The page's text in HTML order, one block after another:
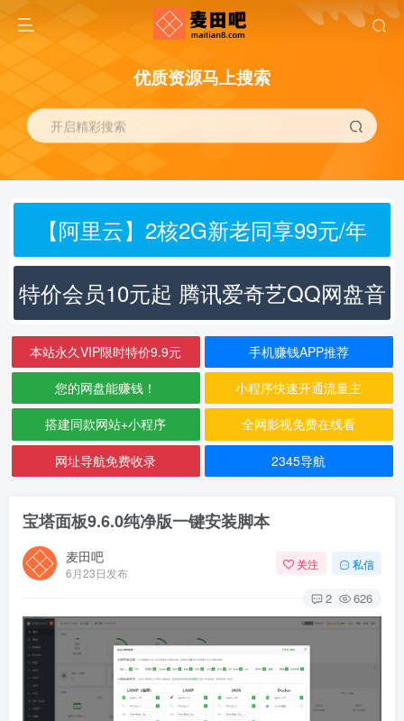
优质资源马上搜索
开启精彩搜索
【阿里云】2核2G新老同享99元/年
特价会员10元起 腾讯爱奇艺QQ网盘音
乐
本站永久VIP限时特价9.9元 手机赚钱APP推荐
您的网盘能赚钱！ 小程序快速开通流量主
搭建同款网站+小程序 全网影视免费在线看
网址导航免费收录 2345导航
宝塔面板9.6.0纯净版一键安装脚本
麦田吧
6月23日发布
关注 私信
2 626